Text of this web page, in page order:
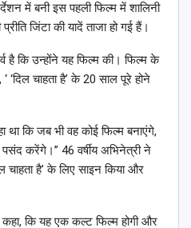
में बनी इस पहली फिल्म में शालिनी
जिंटा की यादें ताजा हो गई हैं।
है कि उन्होंने यह फिल्म की। फिल्म के
‘दिल चाहता है’ के 20 साल पूरे होने
कि जब भी वह कोई फिल्म बनाएंगे,
पसंद करेंगे।” 46 वर्षीय अभिनेत्री ने
चाहता है’ के लिए साइन किया और
कि यह एक कल्ट फिल्म होगी और